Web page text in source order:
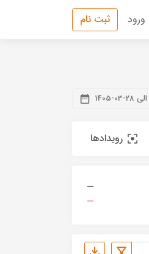
ورود ثبت نام
رویدادها
—
—